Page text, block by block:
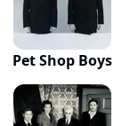
Pet Shop Boys